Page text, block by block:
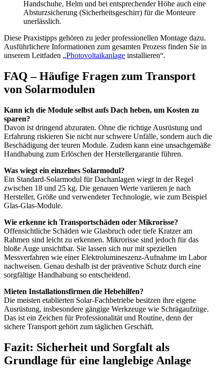
Handschuhe, Helm und bei entsprechender Höhe auch eine
Absturzsicherung (Sicherheitsgeschirr) für die Monteure
unerlässlich.
Diese Praxistipps gehören zu jeder professionellen Montage dazu.
Ausführlichere Informationen zum gesamten Prozess finden Sie in
unserem Leitfaden „Photovoltaikanlage installieren“.
FAQ – Häufige Fragen zum Transport
von Solarmodulen
Kann ich die Module selbst aufs Dach heben, um Kosten zu
sparen?
Davon ist dringend abzuraten. Ohne die richtige Ausrüstung und
Erfahrung riskieren Sie nicht nur schwere Unfälle, sondern auch die
Beschädigung der teuren Module. Zudem kann eine unsachgemäße
Handhabung zum Erlöschen der Herstellergarantie führen.
Was wiegt ein einzelnes Solarmodul?
Ein Standard-Solarmodul für Dachanlagen wiegt in der Regel
zwischen 18 und 25 kg. Die genauen Werte variieren je nach
Hersteller, Größe und verwendeter Technologie, wie zum Beispiel
Glas-Glas-Module.
Wie erkenne ich Transportschäden oder Mikrorisse?
Offensichtliche Schäden wie Glasbruch oder tiefe Kratzer am
Rahmen sind leicht zu erkennen. Mikrorisse sind jedoch für das
bloße Auge unsichtbar. Sie lassen sich nur mit speziellen
Messverfahren wie einer Elektrolumineszenz-Aufnahme im Labor
nachweisen. Genau deshalb ist der präventive Schutz durch eine
sorgfältige Handhabung so entscheidend.
Mieten Installationsfirmen die Hebehilfen?
Die meisten etablierten Solar-Fachbetriebe besitzen ihre eigene
Ausrüstung, insbesondere gängige Werkzeuge wie Schrägaufzüge.
Das ist ein Zeichen für Professionalität und Routine, denn der
sichere Transport gehört zum täglichen Geschäft.
Fazit: Sicherheit und Sorgfalt als
Grundlage für eine langlebige Anlage